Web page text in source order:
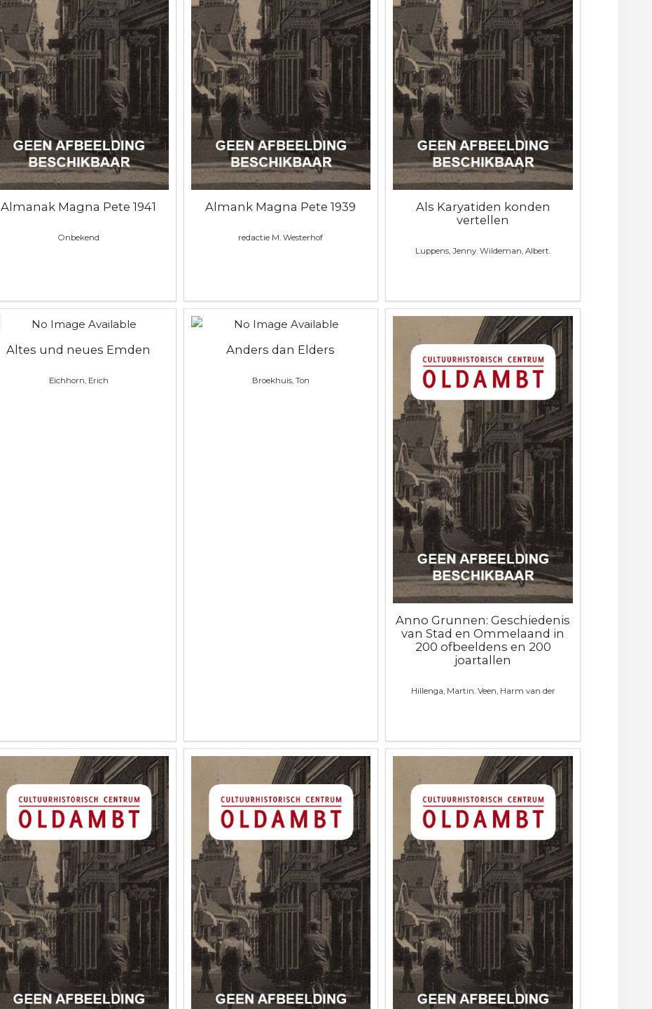
Almanak Magna Pete 1941
Onbekend
Almank Magna Pete 1939
redactie M. Westerhof
Als Karyatiden konden
vertellen
Luppens, Jenny. Wildeman, Albert.
Altes und neues Emden
Eichhorn, Erich
Anders dan Elders
Broekhuis, Ton
Anno Grunnen: Geschiedenis
van Stad en Ommelaand in
200 ofbeeldens en 200
joartallen
Hillenga, Martin. Veen, Harm van der